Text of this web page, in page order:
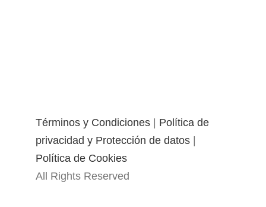
Términos y Condiciones
Política de
privacidad y Protección de datos
Política de Cookies
All Rights Reserved